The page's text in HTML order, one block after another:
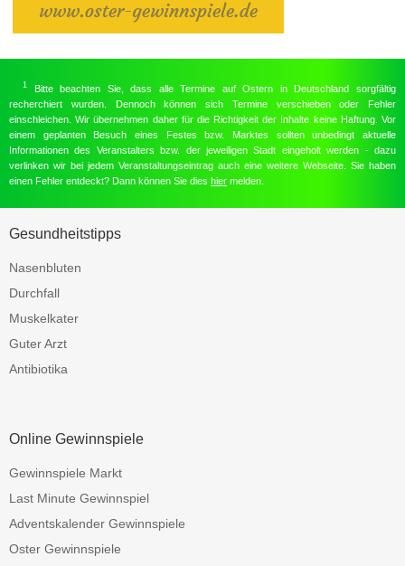
1 Bitte beachten Sie, dass alle Termine auf Ostern in Deutschland sorgfältig
recherchiert wurden. Dennoch können sich Termine verschieben oder Fehler
einschleichen. Wir übernehmen daher für die Richtigkeit der Inhalte keine Haftung. Vor
einem geplanten Besuch eines Festes bzw. Marktes sollten unbedingt aktuelle
Informationen des Veranstalters bzw. der jeweiligen Stadt eingeholt werden - dazu
verlinken wir bei jedem Veranstaltungseintrag auch eine weitere Webseite. Sie haben
einen Fehler entdeckt? Dann können Sie dies hier melden.
Gesundheitstipps
Nasenbluten
Durchfall
Muskelkater
Guter Arzt
Antibiotika
Online Gewinnspiele
Gewinnspiele Markt
Last Minute Gewinnspiel
Adventskalender Gewinnspiele
Oster Gewinnspiele